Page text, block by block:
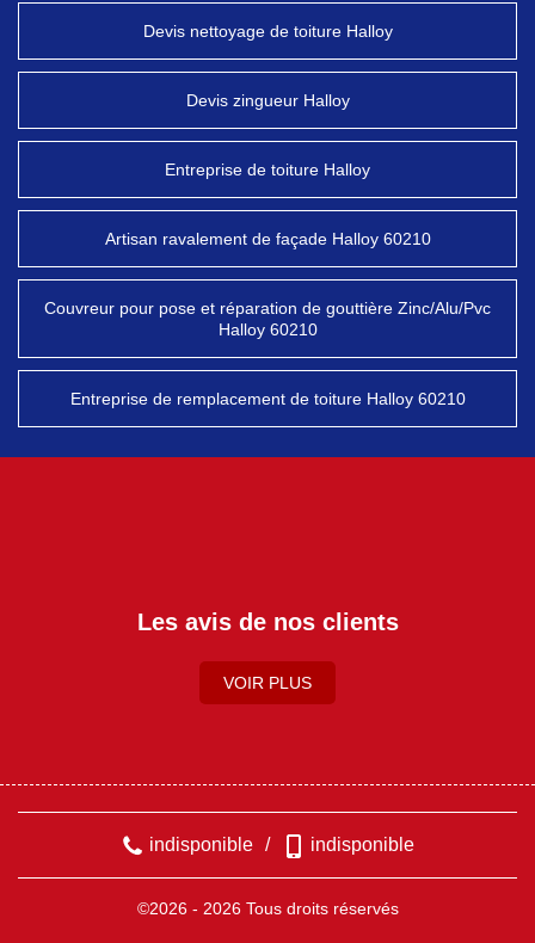
Devis nettoyage de toiture Halloy
Devis zingueur Halloy
Entreprise de toiture Halloy
Artisan ravalement de façade Halloy 60210
Couvreur pour pose et réparation de gouttière Zinc/Alu/Pvc
Halloy 60210
Entreprise de remplacement de toiture Halloy 60210
Les avis de nos clients
VOIR PLUS
indisponible / indisponible
©2026 - 2026 Tous droits réservés